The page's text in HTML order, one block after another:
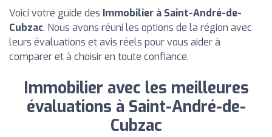
Voici votre guide des Immobilier à Saint-André-de-
Cubzac. Nous avons réuni les options de la région avec
leurs évaluations et avis réels pour vous aider à
comparer et à choisir en toute confiance.
Immobilier avec les meilleures
évaluations à Saint-André-de-
Cubzac